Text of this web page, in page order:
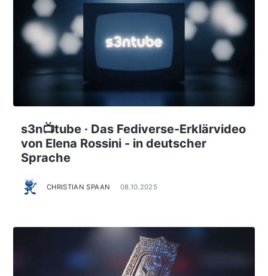
s3n📺tube · Das Fediverse-Erklärvideo
von Elena Rossini - in deutscher
Sprache
CHRISTIAN SPAAN 08.10.2025